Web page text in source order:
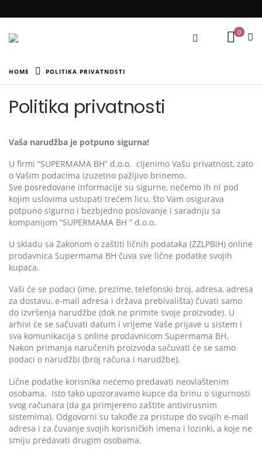
0
HOME POLITIKA PRIVATNOSTI
Politika privatnosti
Vaša narudžba je potpuno sigurna!
U firmi “SUPERMAMA BH” d.o.o. cijenimo Vašu privatnost, zato
o Vašim podacima izuzetno pažljivo brinemo.
Sve posredovane informacije su sigurne, nećemo ih ni pod
kojim uslovima ustupati trećem licu, što Vam osigurava
potpuno sigurno i bezbjedno poslovanje i saradnju sa
kompanijom “SUPERMAMA BH ” d.o.o.
U skladu sa Zakonom o zaštiti ličnih podataka (ZZLPBiH) online
prodavnica Supermama BH čuva sve lične podatke svojih
kupaca.
Vaši će se podaci (ime, prezime, telefonski broj, adresa, adresa
za dostavu, e-mail adresa i država prebivališta) čuvati samo
do izvršenja narudžbe (dok ne primite svoje proizvode). U
arhivi će se sačuvati datum i vrijeme Vaše prijave u sistem i
sva komunikacija s online prodavnicom Supermama BH.
Nakon primanja naručenih proizvoda sačuvati će se samo
podaci o narudžbi (broj računa i narudžbe).
Lične podatke korisnika nećemo predavati neovlaštenim
osobama. Isto tako upozoravamo kupce da brinu o sigurnosti
svog računara (da ga primjereno zaštite antivirusnim
sistemima). Odgovorni su takođe za pristupe do svojih e-mail
adresa i za čuvanje svojih korisničkih imena i lozinki, a koje ne
smiju predavati drugim osobama.